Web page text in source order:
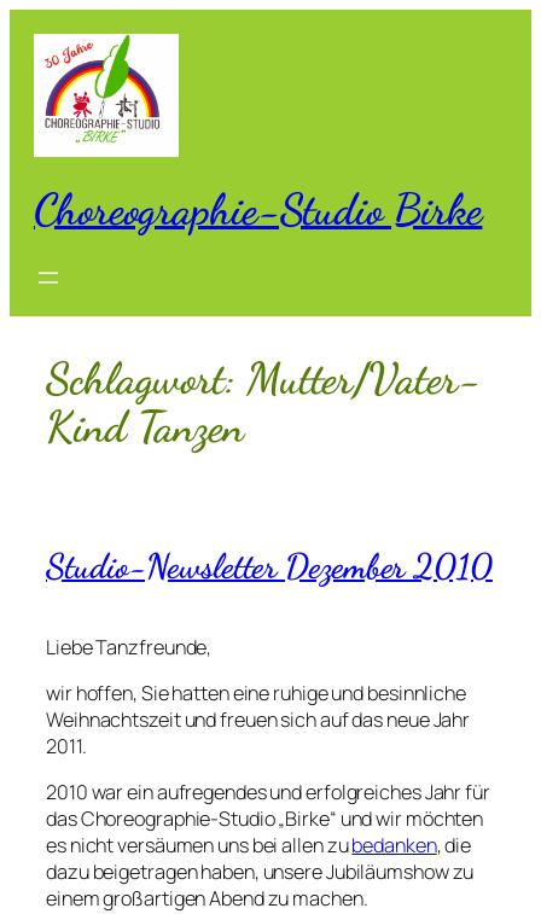
Inhalt
springen
Choreographie-Studio Birke
Schlagwort: Mutter/Vater-
Kind Tanzen
Studio-Newsletter Dezember 2010
Liebe Tanzfreunde,
wir hoffen, Sie hatten eine ruhige und besinnliche
Weihnachtszeit und freuen sich auf das neue Jahr
2011.
2010 war ein aufregendes und erfolgreiches Jahr für
das Choreographie-Studio „Birke“ und wir möchten
es nicht versäumen uns bei allen zubedanken, die
dazu beigetragen haben, unsere Jubiläumshow zu
einem großartigen Abend zu machen.